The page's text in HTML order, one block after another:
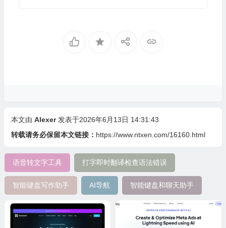
本文由 Alexer 发表于2026年6月13日 14:31:43
转载请务必保留本文链接： https://www.ntxen.com/16160.html
语音转文字工具 打字即时翻译检查语法错误
智能键盘写作助手 AI导航 智能键盘和聊天助手